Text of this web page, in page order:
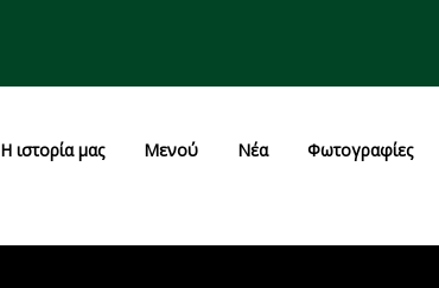
Η ιστορία μας Μενού Νέα Φωτογραφίες